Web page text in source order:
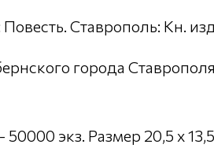
Ставрополь: Кн.
города
экз. Размер 20,5 х